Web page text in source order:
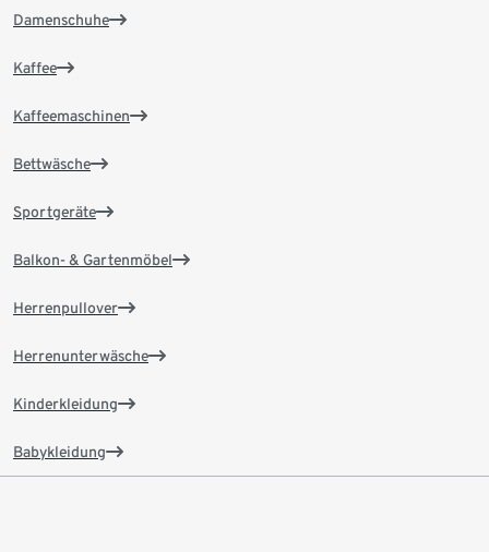
Damenschuhe
Kaffee
Kaffeemaschinen
Bettwäsche
Sportgeräte
Balkon- & Gartenmöbel
Herrenpullover
Herrenunterwäsche
Kinderkleidung
Babykleidung